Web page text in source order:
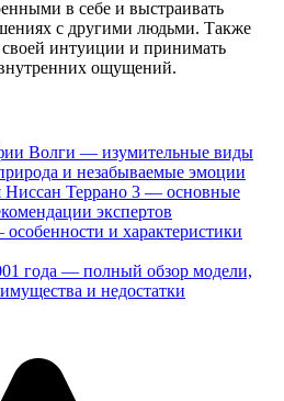
в себе и выстраивать
с другими людьми. Также
своей интуиции и принимать
ощущений.
Волги — изумительные виды
и незабываемые эмоции
Ниссан Террано 3 — основные
экспертов
и характеристики
года — полный обзор модели,
и недостатки